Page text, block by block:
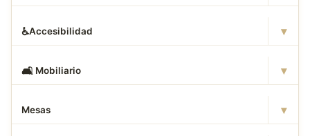
♿Accesibilidad ▾
🛋 ️ Mobiliario ▾
Mesas ▾